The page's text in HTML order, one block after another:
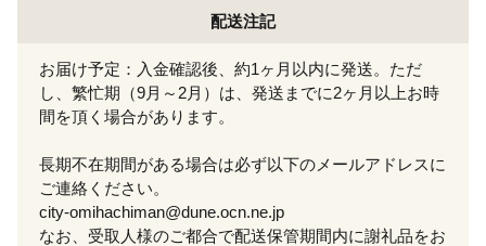
配送注記
お届け予定：入金確認後、約1ヶ月以内に発送。ただ
し、繁忙期（9月～2月）は、発送までに2ヶ月以上お時
間を頂く場合があります。
長期不在期間がある場合は必ず以下のメールアドレスに
ご連絡ください。
city-omihachiman@dune.ocn.ne.jp
なお、受取人様のご都合で配送保管期間内に謝礼品をお